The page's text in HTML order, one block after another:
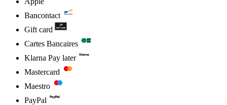
Bancontact
Gift card
Cartes Bancaires
Klarna Pay later
Mastercard
Maestro
PayPal